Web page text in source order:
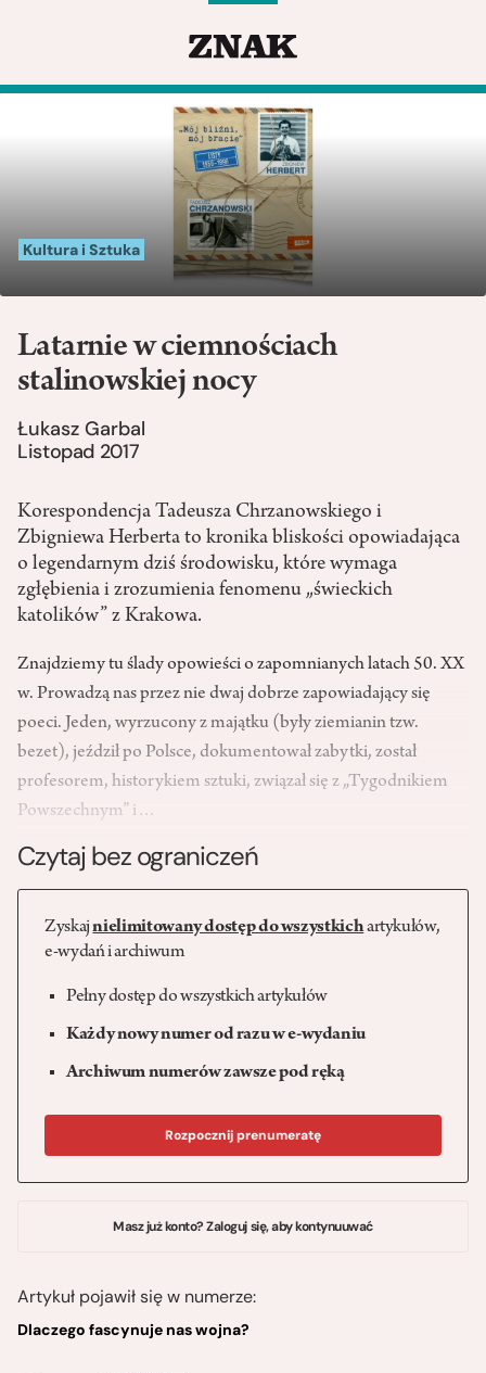
Kultura i Sztuka
Latarnie w ciemnościach
stalinowskiej nocy
Łukasz Garbal
Listopad 2017
Korespondencja Tadeusza Chrzanowskiego i
Zbigniewa Herberta to kronika bliskości opowiadająca
o legendarnym dziś środowisku, które wymaga
zgłębienia i zrozumienia fenomenu „świeckich
katolików” z Krakowa.
Znajdziemy tu ślady opowieści o zapomnianych latach 50. XX
w. Prowadzą nas przez nie dwaj dobrze zapowiadający się
poeci. Jeden, wyrzucony z majątku (były ziemianin tzw.
bezet), jeździł po Polsce, dokumentował zabytki, został
profesorem, historykiem sztuki, związał się z „Tygodnikiem
Powszechnym” i…
Czytaj bez ograniczeń
Zyskajnielimitowany dostęp do wszystkichartykułów,
e-wydań i archiwum
Pełny dostęp do wszystkich artykułów
Każdy nowy numer od razu w e-wydaniu
Archiwum numerów zawsze pod ręką
Rozpocznij prenumeratę
Masz już konto? Zaloguj się, aby kontynuuwać
Artykuł pojawił się w numerze:
Dlaczego fascynuje nas wojna?